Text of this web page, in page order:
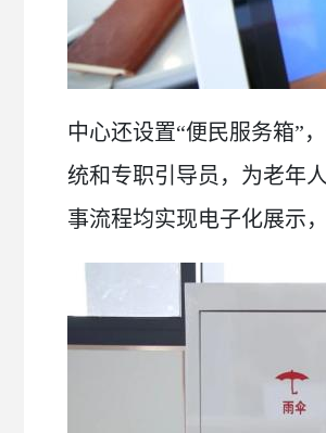
中心还设置“便民服务箱”
统和专职引导员，为老年
事流程均实现电子化展示